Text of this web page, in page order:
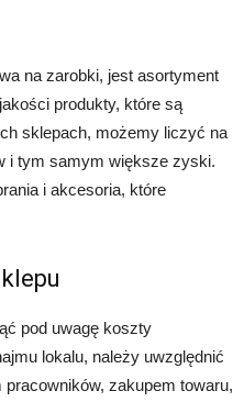
na zarobki, jest asortyment
produkty, które są
sklepach, możemy liczyć na
i tym samym większe zyski.
i akcesoria, które
pod uwagę koszty
lokalu, należy uwzględnić
zakupem towaru,